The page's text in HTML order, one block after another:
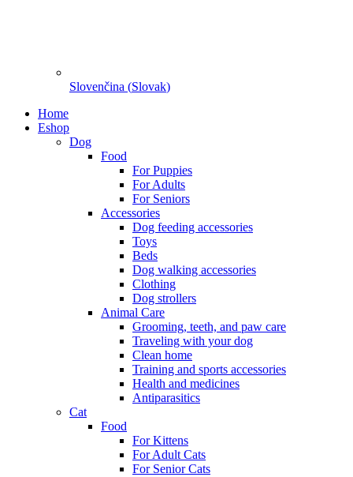
Slovenčina (Slovak)
Home
Eshop
Dog
Food
For Puppies
For Adults
For Seniors
Accessories
Dog feeding accessories
Toys
Beds
Dog walking accessories
Clothing
Dog strollers
Animal Care
Grooming, teeth, and paw care
Traveling with your dog
Clean home
Training and sports accessories
Health and medicines
Antiparasitics
Cat
Food
For Kittens
For Adult Cats
For Senior Cats